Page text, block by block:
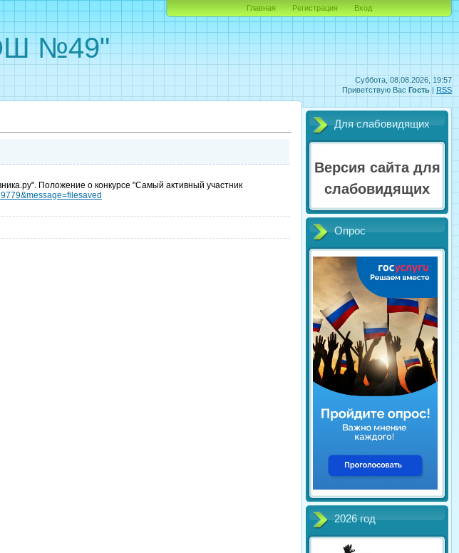
Суббота, 08.08.2026, 19:57
Приветствую Вас Гость | RSS
№49"
Главная Регистрация Вход
Положение о конкурсе "Самый активный участник
Для слабовидящих
Версия сайта для
слабовидящих
Опрос
2026 год